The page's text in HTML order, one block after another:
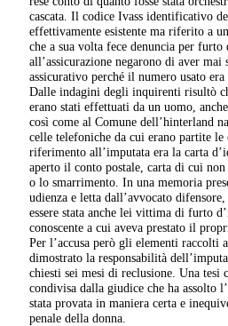
cascata. Il codice Ivass identificativo
effettivamente esistente ma riferito a
che a sua volta fece denuncia per furto
all’assicurazione negarono di aver
assicurativo perché il numero usato
Dalle indagini degli inquirenti risultò
erano stati effettuati da un uomo,
così come al Comune dell’hinterland
celle telefoniche da cui erano partite le
riferimento all’imputata era la carta
aperto il conto postale, carta di cui
o lo smarrimento. In una memoria
udienza e letta dall’avvocato
essere stata anche lei vittima di furto
conoscente a cui aveva prestato il
Per l’accusa però gli elementi raccolti
dimostrato la responsabilità
chiesti sei mesi di reclusione. Una tesi
condivisa dalla giudice che ha assolto
stata provata in maniera certa e
penale della donna.